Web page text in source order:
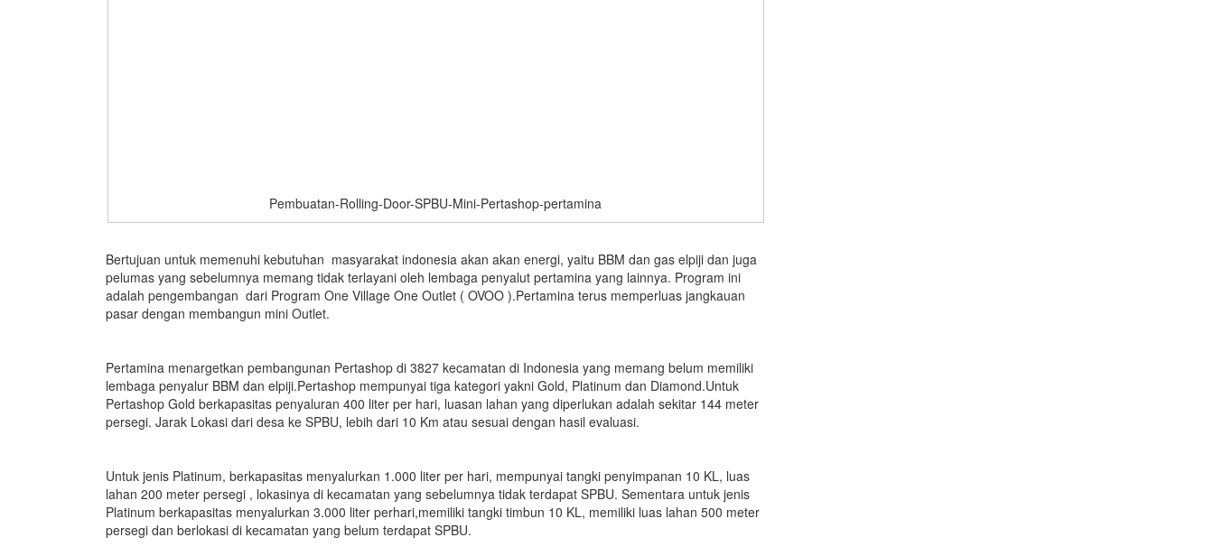
Pembuatan-Rolling-Door-SPBU-Mini-Pertashop-pertamina
Bertujuan untuk memenuhi kebutuhan masyarakat indonesia akan akan energi, yaitu BBM dan gas elpiji dan juga
pelumas yang sebelumnya memang tidak terlayani oleh lembaga penyalut pertamina yang lainnya. Program ini
adalah pengembangan dari Program One Village One Outlet ( OVOO ).Pertamina terus memperluas jangkauan
pasar dengan membangun mini Outlet.
Pertamina menargetkan pembangunan Pertashop di 3827 kecamatan di Indonesia yang memang belum memiliki
lembaga penyalur BBM dan elpiji.Pertashop mempunyai tiga kategori yakni Gold, Platinum dan Diamond.Untuk
Pertashop Gold berkapasitas penyaluran 400 liter per hari, luasan lahan yang diperlukan adalah sekitar 144 meter
persegi. Jarak Lokasi dari desa ke SPBU, lebih dari 10 Km atau sesuai dengan hasil evaluasi.
Untuk jenis Platinum, berkapasitas menyalurkan 1.000 liter per hari, mempunyai tangki penyimpanan 10 KL, luas
lahan 200 meter persegi , lokasinya di kecamatan yang sebelumnya tidak terdapat SPBU. Sementara untuk jenis
Platinum berkapasitas menyalurkan 3.000 liter perhari,memiliki tangki timbun 10 KL, memiliki luas lahan 500 meter
persegi dan berlokasi di kecamatan yang belum terdapat SPBU.